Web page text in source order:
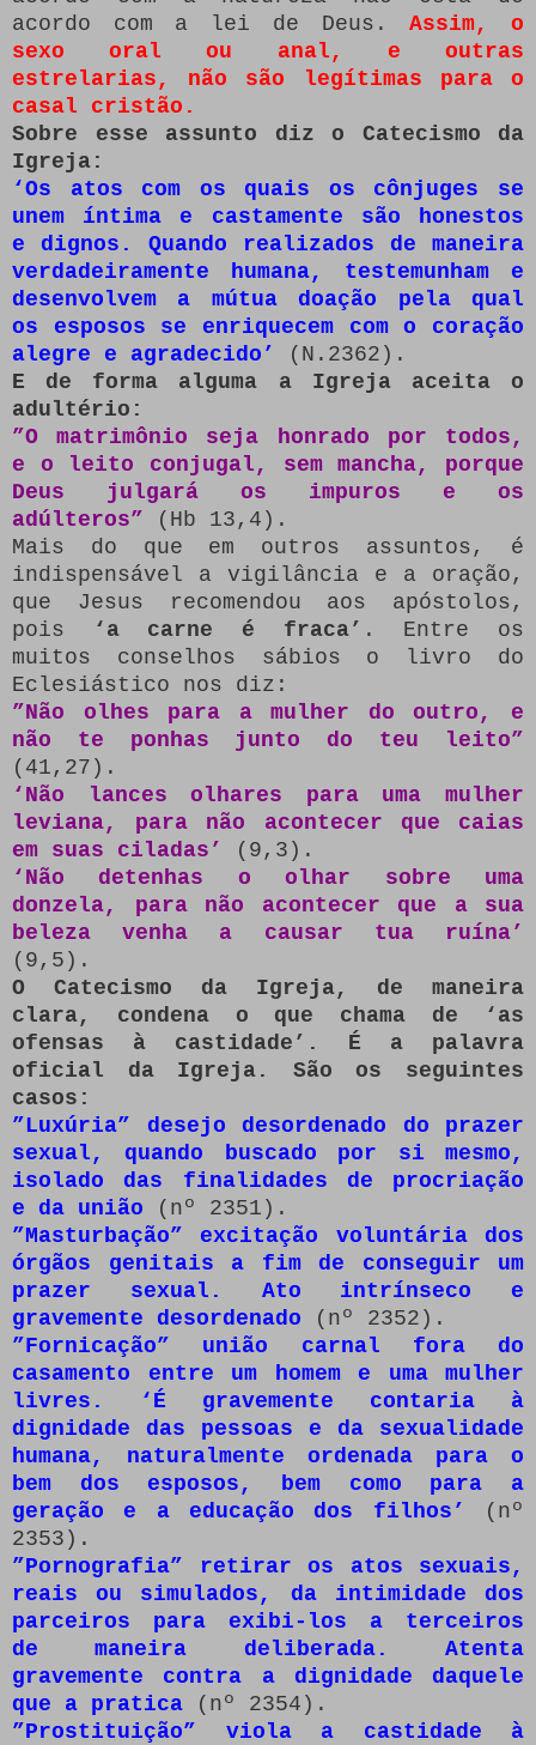
acordo com a lei de Deus.Assim, o
sexo oral ou anal, e outras
estrelarias, não são legítimas para o
casal cristão.
Sobre esse assunto diz o Catecismo da
Igreja:
‘Os atos com os quais os cônjuges se
unem íntima e castamente são honestos
e dignos. Quando realizados de maneira
verdadeiramente humana, testemunham e
desenvolvem a mútua doação pela qual
os esposos se enriquecem com o coração
alegre e agradecido’
(N.2362).
E de forma alguma a Igreja aceita o
adultério:
”O matrimônio seja honrado por todos,
e o leito conjugal, sem mancha, porque
Deus julgará os impuros e os
adúlteros” (Hb 13,4).
Mais do que em outros assuntos, é
indispensável a vigilância e a oração,
que Jesus recomendou aos apóstolos,
pois
‘a carne é fraca’ . Entre os
muitos conselhos sábios o livro do
Eclesiástico nos diz:
”Não olhes para a mulher do outro, e
não te ponhas junto do teu leito”
(41,27).
‘Não lances olhares para uma mulher
leviana, para não acontecer que caias
em suas ciladas’
(9,3).
‘Não detenhas o olhar sobre uma
donzela, para não acontecer que a sua
beleza venha a causar tua ruína’
(9,5).
O Catecismo da Igreja, de maneira
clara, condena o que chama de ‘as
ofensas à castidade’. É a palavra
oficial da Igreja. São os seguintes
casos:
”Luxúria” desejo desordenado do prazer
sexual, quando buscado por si mesmo,
isolado das finalidades de procriação
e da união (nº 2351).
”Masturbação” excitação voluntária dos
órgãos genitais a fim de conseguir um
prazer sexual. Ato intrínseco e
gravemente desordenado (nº 2352).
”Fornicação” união carnal fora do
casamento entre um homem e uma mulher
livres. ‘É gravemente contaria à
dignidade das pessoas e da sexualidade
humana, naturalmente ordenada para o
bem dos esposos, bem como para a
geração e a educação dos filhos’
(nº
2353).
”Pornografia” retirar os atos sexuais,
reais ou simulados, da intimidade dos
parceiros para exibi-los a terceiros
de maneira deliberada. Atenta
gravemente contra a dignidade daquele
que a pratica
(nº 2354).
”Prostituição” viola a castidade à